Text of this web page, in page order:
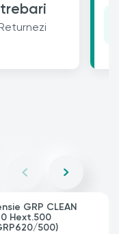
GRP CLEAN
Hext.500
500)